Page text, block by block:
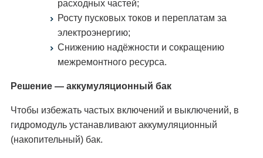
расходных частей;
Росту пусковых токов и переплатам за
электроэнергию;
Снижению надёжности и сокращению
межремонтного ресурса.
Решение — аккумуляционный бак
Чтобы избежать частых включений и выключений, в
гидромодуль устанавливают аккумуляционный
(накопительный) бак.